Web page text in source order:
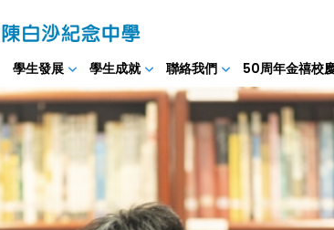
學生發展 學生成就 聯絡我們 50周年金禧校